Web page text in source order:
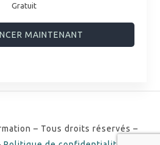
Gratuit
MAINTENANT
– Tous droits réservés –